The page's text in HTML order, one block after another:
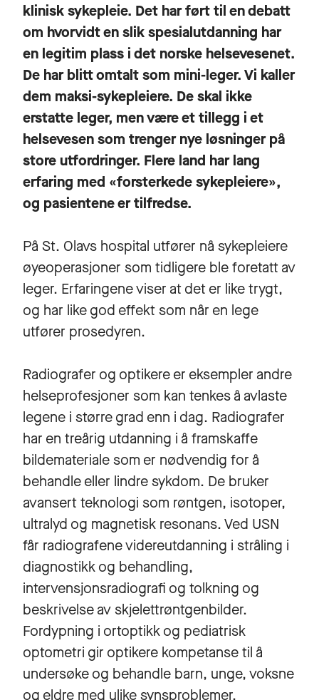
klinisk sykepleie. Det har ført til en debatt
om hvorvidt en slik spesialutdanning har
en legitim plass i det norske helsevesenet.
De har blitt omtalt som mini-leger. Vi kaller
dem maksi-sykepleiere. De skal ikke
erstatte leger, men være et tillegg i et
helsevesen som trenger nye løsninger på
store utfordringer. Flere land har lang
erfaring med «forsterkede sykepleiere»,
og pasientene er tilfredse.
På St. Olavs hospital utfører nå sykepleiere
øyeoperasjoner som tidligere ble foretatt av
leger. Erfaringene viser at det er like trygt,
og har like god effekt som når en lege
utfører prosedyren.
Radiografer og optikere er eksempler andre
helseprofesjoner som kan tenkes å avlaste
legene i større grad enn i dag. Radiografer
har en treårig utdanning i å framskaffe
bildemateriale som er nødvendig for å
behandle eller lindre sykdom. De bruker
avansert teknologi som røntgen, isotoper,
ultralyd og magnetisk resonans. Ved USN
får radiografene videreutdanning i stråling i
diagnostikk og behandling,
intervensjonsradiografi og tolkning og
beskrivelse av skjelettrøntgenbilder.
Fordypning i ortoptikk og pediatrisk
optometri gir optikere kompetanse til å
undersøke og behandle barn, unge, voksne
og eldre med ulike synsproblemer.